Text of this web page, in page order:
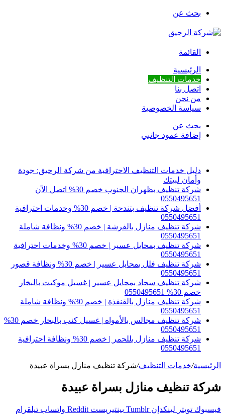
بحث عن
القائمة
الرئيسية
خدمات التنظيف
اتصل بنا
من نحن
سياسة الخصوصية
بحث عن
إضافة عمود جانبي
دليل خدمات التنظيف الاحترافية من شركة الرحيق: جودة
وأمان لبيتك
شركة تنظيف بظهران الجنوب خصم 30% اتصل الآن
0550495651
أفضل شركة تنظيف بتندحة | خصم 30% وخدمات احترافية
0550495651
شركة تنظيف منازل بالفرشة | خصم 30% ونظافة شاملة
0550495651
شركة تنظيف بمحايل عسير | خصم 30% وخدمات احترافية
0550495651
شركة تنظيف فلل بمحايل عسير | خصم 30% ونظافة قصور
0550495651
شركة تنظيف سجاد بمحايل عسير | غسيل موكيت بالبخار
خصم 30% 0550495651
شركة تنظيف منازل بالقنفذة | خصم 30% ونظافة شاملة
0550495651
شركة تنظيف مجالس بالأمواه | غسيل كنب بالبخار خصم 30%
0550495651
شركة تنظيف منازل بللحمر | خصم 30% ونظافة احترافية
0550495651
الرئيسية/خدمات التنظيف/شركة تنظيف منازل بسراة عبيدة
شركة تنظيف منازل بسراة عبيدة
فيسبوك تويتر لينكدإن بينتيريست واتساب تيلقرام